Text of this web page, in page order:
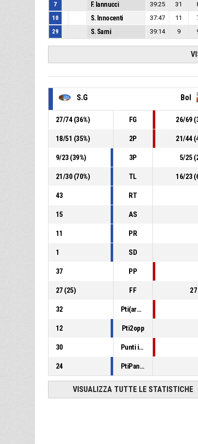
7
F. Iannucci 39:25 31
10
S. Innocenti 37:47 11
29
S. Sarni 39:14 9
S.G Bol
27/74 (36%) FG 26/69 (
18/51 (35%) 2P 21/44 (
9/23 (39%) 3P 5/25 (
21/30 (70%) TL 16/23 (
43 RT
15 AS
11 PR
1 SD
37 PP
27 (25) FF 27
32 Pti(area)
12 Pti2opp
30 Punti in contropiede
24 PtiPanch
VISUALIZZA TUTTE LE STATISTICHE